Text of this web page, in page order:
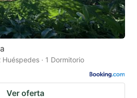
· 1 Dormitorio
Ver oferta